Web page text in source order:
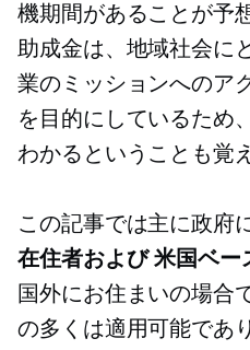
機期間があることが予
助成金は、地域社会に
業のミッションへのア
を目的にしているため
わかるということも覚
この記事では主に政府
在住者および米国ベー
国外にお住まいの場合
の多くは適用可能であ